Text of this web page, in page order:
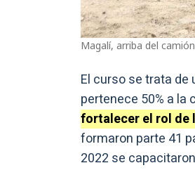
Magalí, arriba del
El curso se trata de
pertenece 50% a la
fortalecer el rol de
formaron parte 41
2022 se